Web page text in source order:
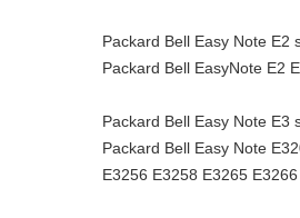
Packard Bell Easy Note E2
Packard Bell EasyNote E2
Packard Bell Easy Note E3
Packard Bell Easy Note
E3256 E3258 E3265 E3266